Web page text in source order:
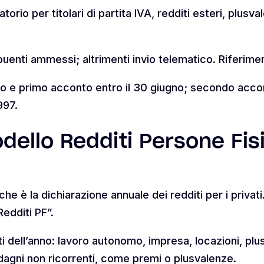
per titolari di partita IVA, redditi esteri,
ammessi; altrimenti invio telematico.
e primo acconto entro il 30 giugno; secondo
Redditi Persone
è la dichiarazione annuale dei redditi per i
PF”.
lavoro autonomo, impresa, locazioni,
non ricorrenti, come premi o plusvalenze.